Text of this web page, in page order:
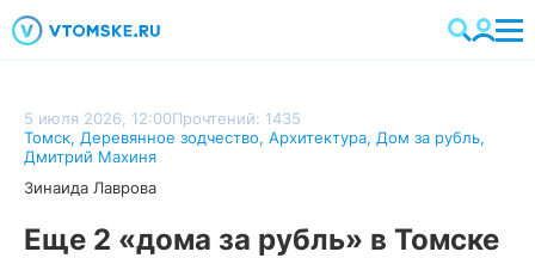
5 июля 2026, 12:00Прочтений: 1435
Томск, Деревянное зодчество, Архитектура, Дом за рубль,
Дмитрий Махиня
Зинаида Лаврова
Еще 2 «дома за рубль» в Томске